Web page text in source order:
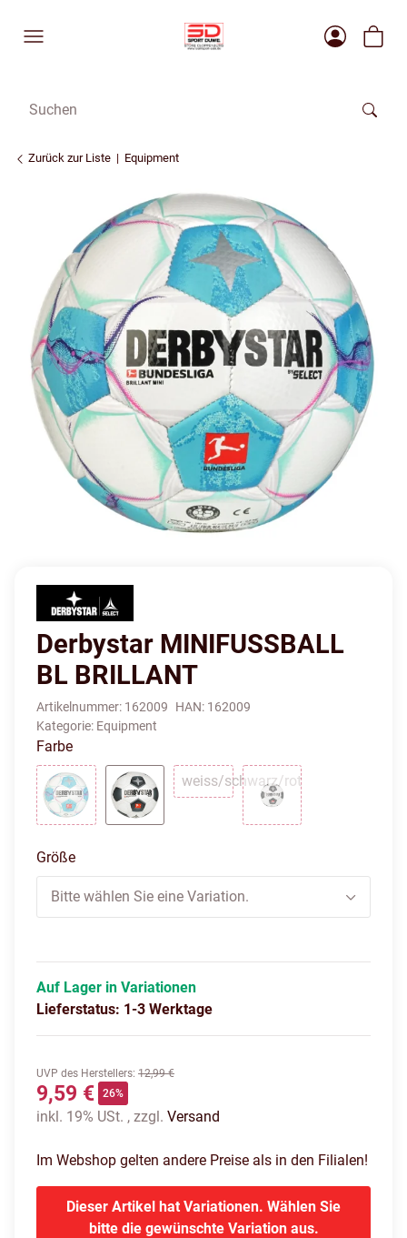
Zurück zur Liste Equipment
Derbystar MINIFUSSBALL
BL BRILLANT
Artikelnummer: 162009 HAN: 162009
Kategorie: Equipment
Farbe
weiss/schwarz/rot
weiss/schwarz/rot
Größe
Bitte wählen Sie eine Variation.
Auf Lager in Variationen
Lieferstatus: 1-3 Werktage
UVP des Herstellers: 12,99 €
9,59 € 26%
inkl. 19% USt. , zzgl. Versand
Im Webshop gelten andere Preise als in den Filialen!
Dieser Artikel hat Variationen. Wählen Sie
bitte die gewünschte Variation aus.